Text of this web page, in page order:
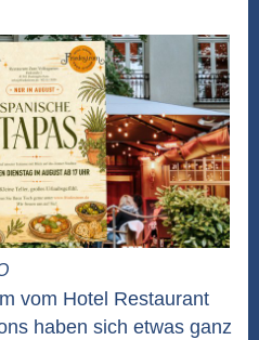
vom Hotel Restaurant
haben sich etwas ganz